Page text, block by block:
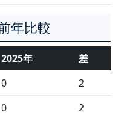
年比較
2025年
差
0
2
0
2